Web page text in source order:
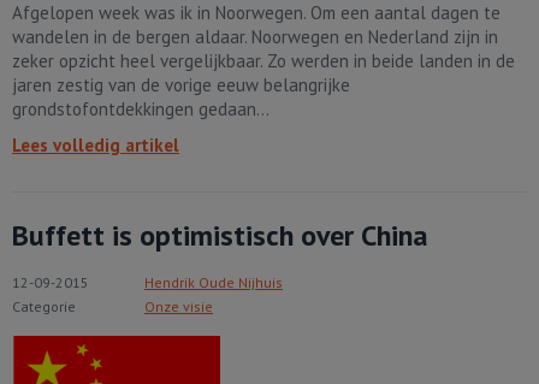
Afgelopen week was ik in Noorwegen. Om een aantal dagen te
wandelen in de bergen aldaar. Noorwegen en Nederland zijn in
zeker opzicht heel vergelijkbaar. Zo werden in beide landen in de
jaren zestig van de vorige eeuw belangrijke
grondstofontdekkingen gedaan...
Lees volledig artikel
Buffett is optimistisch over China
12-09-2015
Hendrik Oude Nijhuis
Categorie
Onze visie